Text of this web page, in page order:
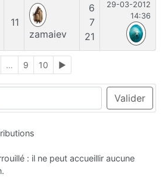
11
zamaiev
6
7
21
29-03-2012
14:36
… 9 10 ►
Valider
: il ne peut accueillir aucune